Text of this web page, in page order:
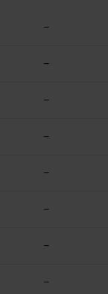
–
–
–
–
–
–
–
–